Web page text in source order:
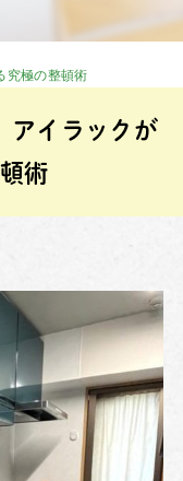
究極の整頓術
アイラックが
術